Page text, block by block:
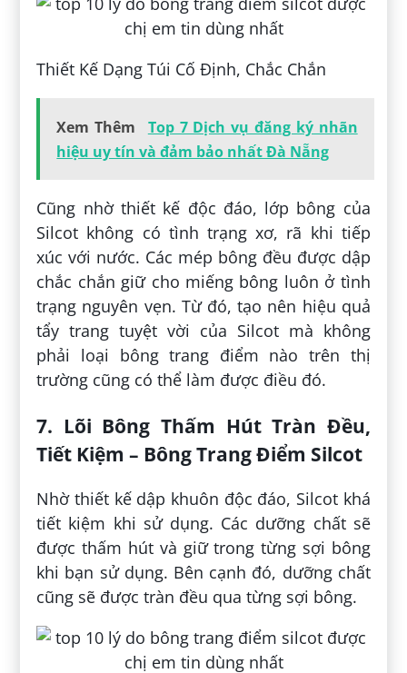
Thiết Kế Dạng Túi Cố Định, Chắc Chắn
Xem Thêm
Top 7 Dịch vụ đăng ký nhãn
hiệu uy tín và đảm bảo nhất Đà Nẵng
Cũng nhờ thiết kế độc đáo, lớp bông của
Silcot không có tình trạng xơ, rã khi tiếp
xúc với nước. Các mép bông đều được dập
chắc chắn giữ cho miếng bông luôn ở tình
trạng nguyên vẹn. Từ đó, tạo nên hiệu quả
tẩy trang tuyệt vời của Silcot mà không
phải loại bông trang điểm nào trên thị
trường cũng có thể làm được điều đó.
7. Lõi Bông Thấm Hút Tràn Đều,
Tiết Kiệm – Bông Trang Điểm Silcot
Nhờ thiết kế dập khuôn độc đáo, Silcot khá
tiết kiệm khi sử dụng. Các dưỡng chất sẽ
được thấm hút và giữ trong từng sợi bông
khi bạn sử dụng. Bên cạnh đó, dưỡng chất
cũng sẽ được tràn đều qua từng sợi bông.